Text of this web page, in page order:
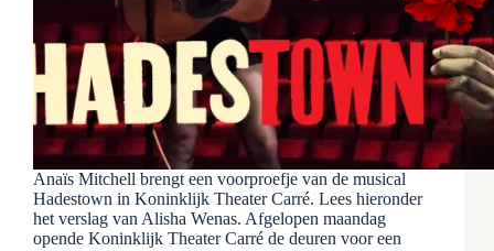
Anaïs Mitchell brengt een voorproefje van de musical
Hadestown in Koninklijk Theater Carré. Lees hieronder
het verslag van Alisha Wenas. Afgelopen maandag
opende Koninklijk Theater Carré de deuren voor een